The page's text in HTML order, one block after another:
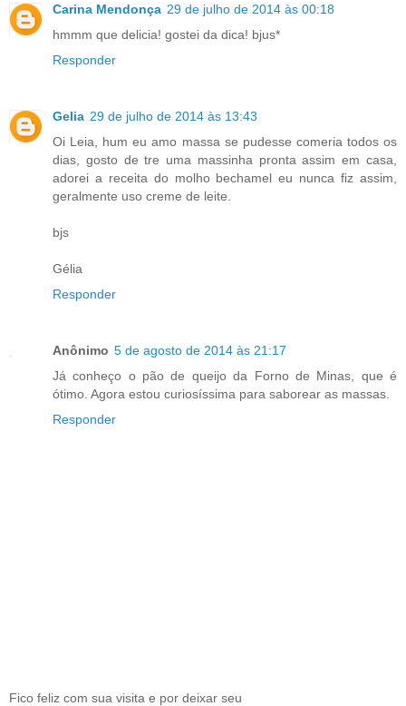
Carina Mendonça 29 de julho de 2014 às 00:18
hmmm que delicia! gostei da dica! bjus*
Responder
Gelia 29 de julho de 2014 às 13:43
Oi Leia, hum eu amo massa se pudesse comeria todos os
dias, gosto de tre uma massinha pronta assim em casa,
adorei a receita do molho bechamel eu nunca fiz assim,
geralmente uso creme de leite.
bjs
Gélia
Responder
Anônimo 5 de agosto de 2014 às 21:17
Já conheço o pão de queijo da Forno de Minas, que é
ótimo. Agora estou curiosíssima para saborear as massas.
Responder
Fico feliz com sua visita e por deixar seu